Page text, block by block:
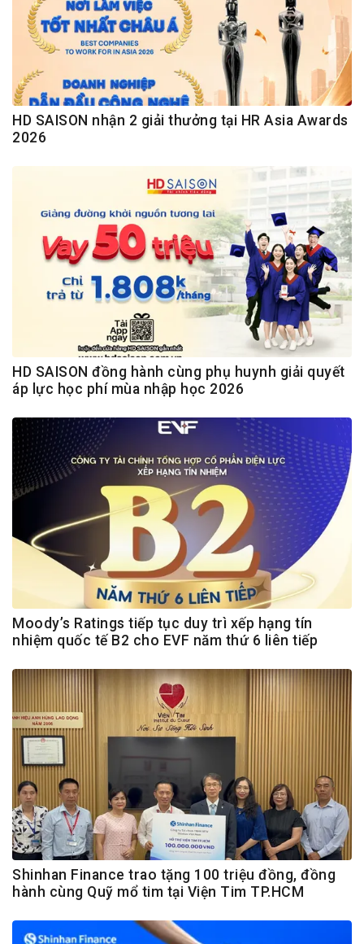
HD SAISON nhận 2 giải thưởng tại HR Asia Awards
2026
HD SAISON đồng hành cùng phụ huynh giải quyết
áp lực học phí mùa nhập học 2026
Moody’s Ratings tiếp tục duy trì xếp hạng tín
nhiệm quốc tế B2 cho EVF năm thứ 6 liên tiếp
Shinhan Finance trao tặng 100 triệu đồng, đồng
hành cùng Quỹ mổ tim tại Viện Tim TP.HCM